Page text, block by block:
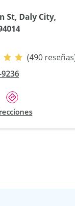
St, Daly City,
(490